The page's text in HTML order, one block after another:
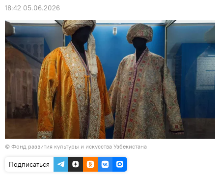
18:42 05.06.2026
© Фонд развития культуры и искусства Узбекистана
Подписаться